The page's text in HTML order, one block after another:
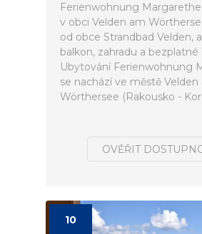
Ferienwohnung
v obci Velden am
od obce Strandbad Velden,
balkon, zahradu a bezplatné
Ubytování Ferienwohnung
se nachází ve městě Velden
Wörthersee (Rakousko -
OVĚŘIT
10